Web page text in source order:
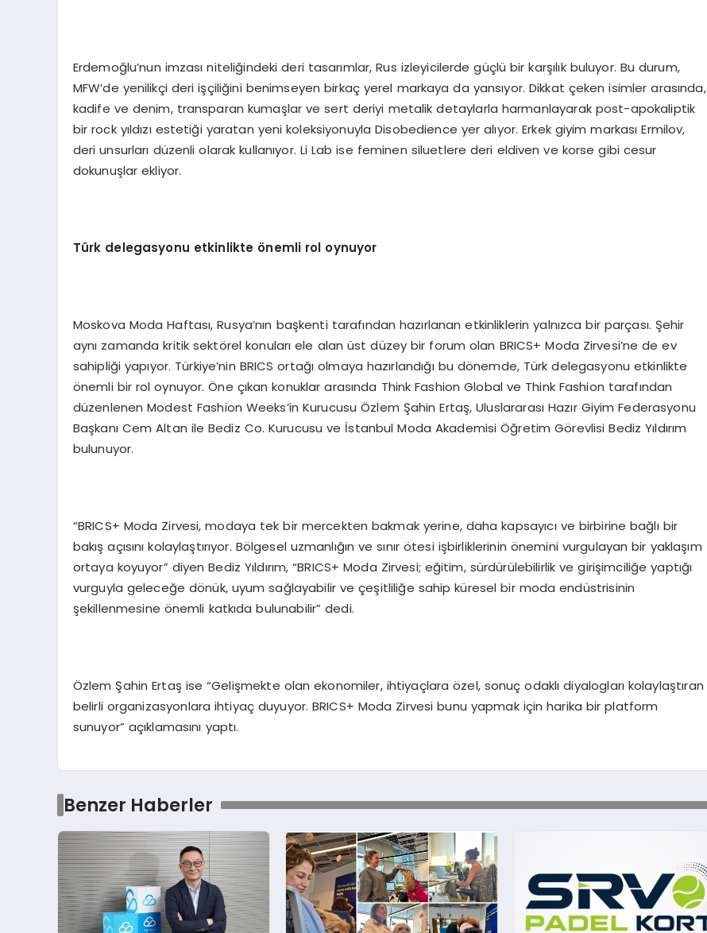
Erdemoğlu’nun imzası niteliğindeki deri tasarımlar, Rus izleyicilerde güçlü bir karşılık buluyor. Bu durum,
MFW’de yenilikçi deri işçiliğini benimseyen birkaç yerel markaya da yansıyor. Dikkat çeken isimler arasında,
kadife ve denim, transparan kumaşlar ve sert deriyi metalik detaylarla harmanlayarak post-apokaliptik
bir rock yıldızı estetiği yaratan yeni koleksiyonuyla Disobedience yer alıyor. Erkek giyim markası Ermilov,
deri unsurları düzenli olarak kullanıyor. Li Lab ise feminen siluetlere deri eldiven ve korse gibi cesur
dokunuşlar ekliyor.
Türk delegasyonu etkinlikte önemli rol oynuyor
Moskova Moda Haftası, Rusya’nın başkenti tarafından hazırlanan etkinliklerin yalnızca bir parçası. Şehir
aynı zamanda kritik sektörel konuları ele alan üst düzey bir forum olan BRICS+ Moda Zirvesi’ne de ev
sahipliği yapıyor. Türkiye’nin BRICS ortağı olmaya hazırlandığı bu dönemde, Türk delegasyonu etkinlikte
önemli bir rol oynuyor. Öne çıkan konuklar arasında Think Fashion Global ve Think Fashion tarafından
düzenlenen Modest Fashion Weeks’in Kurucusu Özlem Şahin Ertaş, Uluslararası Hazır Giyim Federasyonu
Başkanı Cem Altan ile Bediz Co. Kurucusu ve İstanbul Moda Akademisi Öğretim Görevlisi Bediz Yıldırım
bulunuyor.
“BRICS+ Moda Zirvesi, modaya tek bir mercekten bakmak yerine, daha kapsayıcı ve birbirine bağlı bir
bakış açısını kolaylaştırıyor. Bölgesel uzmanlığın ve sınır ötesi işbirliklerinin önemini vurgulayan bir yaklaşım
ortaya koyuyor” diyen Bediz Yıldırım, “BRICS+ Moda Zirvesi; eğitim, sürdürülebilirlik ve girişimciliğe yaptığı
vurguyla geleceğe dönük, uyum sağlayabilir ve çeşitliliğe sahip küresel bir moda endüstrisinin
şekillenmesine önemli katkıda bulunabilir” dedi.
Özlem Şahin Ertaş ise “Gelişmekte olan ekonomiler, ihtiyaçlara özel, sonuç odaklı diyalogları kolaylaştıran
belirli organizasyonlara ihtiyaç duyuyor. BRICS+ Moda Zirvesi bunu yapmak için harika bir platform
sunuyor” açıklamasını yaptı.
Benzer Haberler